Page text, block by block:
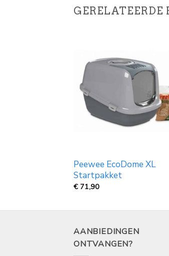
GERELATEERDE
Peewee EcoDome XL
Startpakket
€ 71,90
AANBIEDINGEN
ONTVANGEN?